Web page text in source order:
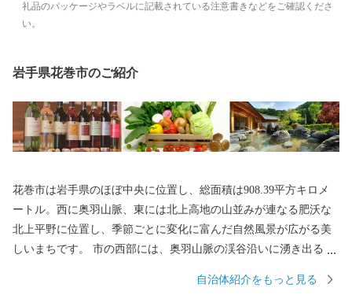
礼品のパッケージやラベルに記載されている注意書きなどをご確認くださ
い。
岩手県花巻市のご紹介
花巻市は岩手県のほぼ中央に位置し、総面積は908.39平方キロメ
ートル。西に奥羽山脈、東には北上高地の山並みが連なる肥沃な
北上平野に位置し、季節ごとに変化に富んだ自然風景が広がる美
しいまちです。 市の西部には、奥羽山脈の渓谷沿いに湧き出る花
る湯けむりと深山の緑、目の前を流れる清流が、情緒豊かな風景
自治体紹介をもっと見る